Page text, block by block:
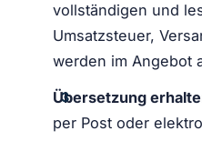
vollständigen und
Umsatzsteuer,
werden im Angebot
Übersetzung
per Post oder